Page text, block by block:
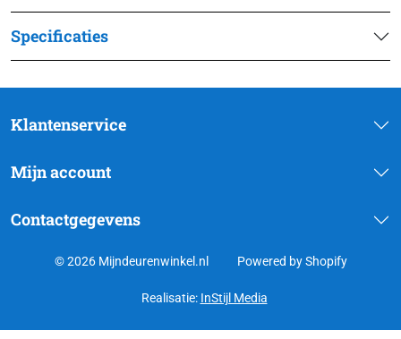
Specificaties
Klantenservice
Mijn account
Contactgegevens
© 2026 Mijndeurenwinkel.nl Powered by Shopify
Realisatie: InStijl Media